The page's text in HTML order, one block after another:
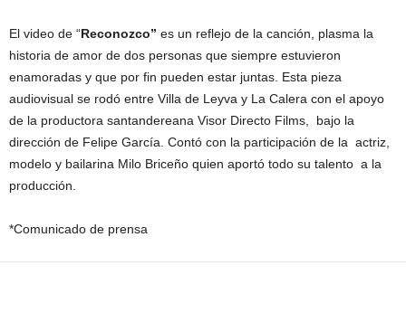
El video de “Reconozco” es un reflejo de la canción, plasma la
historia de amor de dos personas que siempre estuvieron
enamoradas y que por fin pueden estar juntas. Esta pieza
audiovisual se rodó entre Villa de Leyva y La Calera con el apoyo
de la productora santandereana Visor Directo Films, bajo la
dirección de Felipe García. Contó con la participación de la actriz,
modelo y bailarina Milo Briceño quien aportó todo su talento a la
producción.
*Comunicado de prensa